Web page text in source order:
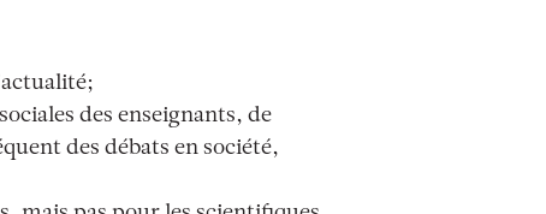
des enseignants, de
des débats en société,